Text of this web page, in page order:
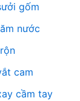
gốm
nước
cam
cầm tay